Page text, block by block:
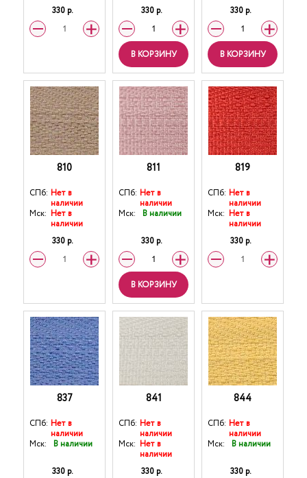
330 р.
330 р.
В КОРЗИНУ
330 р.
В КОРЗИНУ
810
СПб: Нет в
наличии
Мск: Нет в
наличии
330 р.
811
СПб: Нет в
наличии
Мск:
В наличии
330 р.
В КОРЗИНУ
819
СПб: Нет в
наличии
Мск: Нет в
наличии
330 р.
837
СПб: Нет в
наличии
Мск:
В наличии
330 р.
841
СПб: Нет в
наличии
Мск: Нет в
наличии
330 р.
844
СПб: Нет в
наличии
Мск:
В наличии
330 р.